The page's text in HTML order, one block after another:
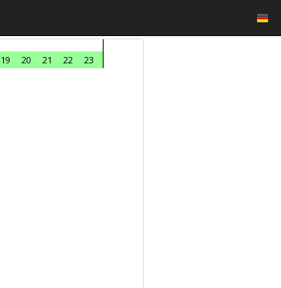
19 20 21 22
23